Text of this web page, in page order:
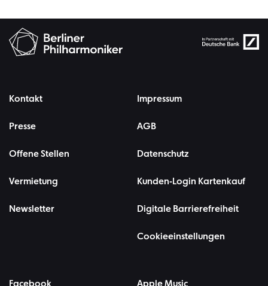
Kontakt
Presse
Offene Stellen
Vermietung
Newsletter
Impressum
AGB
Datenschutz
Kunden-Login Kartenkauf
Digitale Barrierefreiheit
Cookieeinstellungen